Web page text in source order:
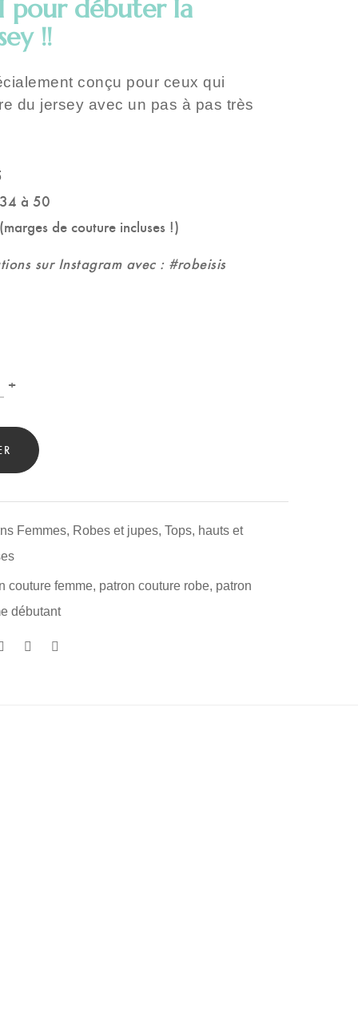
pour débuter la
!!
conçu pour ceux qui
du jersey avec un pas à pas très
à 50
de couture incluses !)
sur Instagram avec : #robeisis
+
Femmes, Robes et jupes, Tops, hauts et
couture femme, patron couture robe, patron
débutant